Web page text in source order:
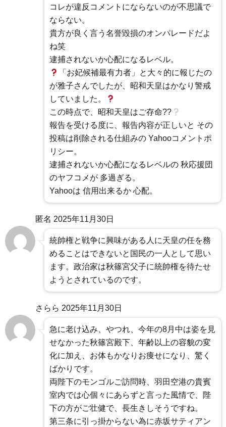
コレが違反コメントにならないのが不思議で
ならない。
貴方が良く言う名誉毀損のオンパレードだよ
ね笑
逮捕されないか心配になるレベル。
「お妃候補最有力者」と大々的に報じたの
が雅子さんでしたが、昭和天皇はかなり警戒
していました。
この時点で、昭和天皇はご存命??
報告を受ける度に、報告内容が正しいと その
投稿は削除される仕組みの Yahooコメントポ
リシー。
逮捕されないか心配になるレベルの 秋応援団
のヤフコメが 多過ぎる。
Yahooは 信用出来るか 心配。
匿名 2025年11月30日
統帥権と戦争に興味がある人に天皇の任を務
めることはできないと国民の一人として思い
ます。政治家は秋篠宮父子に統帥権を待たせ
ようとされているのです。
さらら 2025年11月30日
急に老け込み、やつれ、今年の8月中は姿を見
せなかった秋篠宮殿下、年齢以上の容貌の変
化に加え、お体もかなりお痩せになり、驚く
ばかりです。
両陛下のモンゴルご訪問時、羽田空港の貴賓
室内では心個々にあらずと言った風情で、陛
下の方がご壮健で、長生きしそうですね。
第三条に引っ掛からない為に赤坂サティアン